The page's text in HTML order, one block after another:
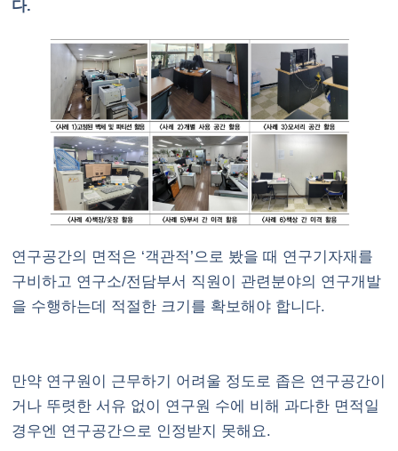
다.
연구공간의 면적은 ‘객관적’으로 봤을 때 연구기자재를
구비하고 연구소/전담부서 직원이 관련분야의 연구개발
을 수행하는데 적절한 크기를 확보해야 합니다.
만약 연구원이 근무하기 어려울 정도로 좁은 연구공간이
거나 뚜렷한 서유 없이 연구원 수에 비해 과다한 면적일
경우엔 연구공간으로 인정받지 못해요.